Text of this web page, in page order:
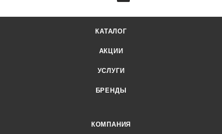
КАТАЛОГ
АКЦИИ
УСЛУГИ
БРЕНДЫ
КОМПАНИЯ